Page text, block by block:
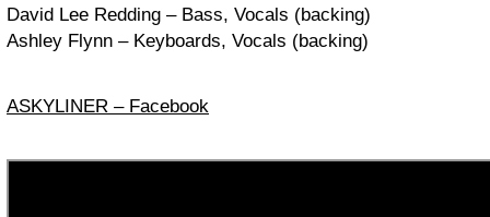
David Lee Redding – Bass, Vocals (backing)
Ashley Flynn – Keyboards, Vocals (backing)
ASKYLINER – Facebook